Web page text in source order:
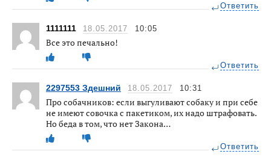
Ответить
1111111 18.05.2017 10:05
Все это печально!
Ответить
2297553 Здешний 18.05.2017 10:31
Про собачников: если выгуливают собаку и при себе
не имеют совочка с пакетиком, их надо штрафовать.
Но беда в том, что нет Закона…
Ответить